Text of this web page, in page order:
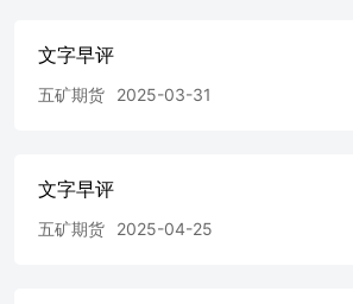
作，操作利率为1.5%，与此前持平
略：近期股市行情好转，宽货币政策
空间有限，或进入配置性价比区间，
8321.00元/千克；COMEX金涨0.28%
文字早评
五矿期货 2025-03-31
文字早评
五矿期货 2025-04-25